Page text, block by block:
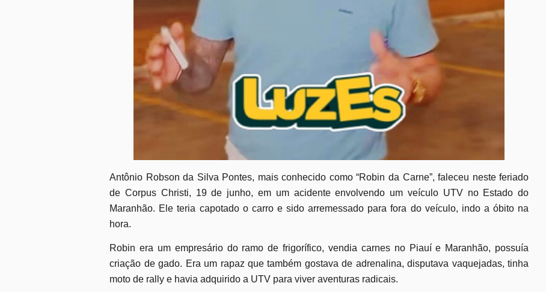
Antônio Robson da Silva Pontes, mais conhecido como “Robin da Carne”, faleceu neste feriado
de Corpus Christi, 19 de junho, em um acidente envolvendo um veículo UTV no Estado do
Maranhão. Ele teria capotado o carro e sido arremessado para fora do veículo, indo a óbito na
hora.
Robin era um empresário do ramo de frigorífico, vendia carnes no Piauí e Maranhão, possuía
criação de gado. Era um rapaz que também gostava de adrenalina, disputava vaquejadas, tinha
moto de rally e havia adquirido a UTV para viver aventuras radicais.